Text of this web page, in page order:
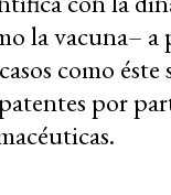
la vacuna– a
como
por